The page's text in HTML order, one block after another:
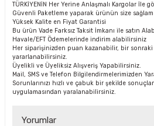
TÜRKİYENİN Her Yerine Anlaşmalı Kargolar İle
Güvenli Paketleme yaparak ürünün size sağlam
Yüksek Kalite en Fiyat Garantisi
Bu ürün Vade Farksız Taksit İmkanı ile satın
Havale/EFT Ödemelerinde indirim alabilirsiniz
Her siparişinizden puan kazanabilir, bir
yararlanabilirsiniz.
Üyelikli ve Üyeliksiz Alışveriş Yapabilirsiniz.
Mail, SMS ve Telefon Bilgilendirmelerimizden
Sorunlarınızı hızlı ve çabuk bir şekilde
uygulamasından yaralanabilirsiniz.
Yorumlar